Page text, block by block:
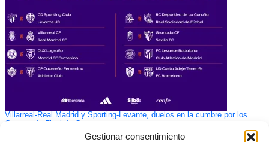
Gestionar consentimiento
Villarreal-Real Madrid y Sporting-Levante, duelos en la cumbre por los
Cuartos de Final de Copa